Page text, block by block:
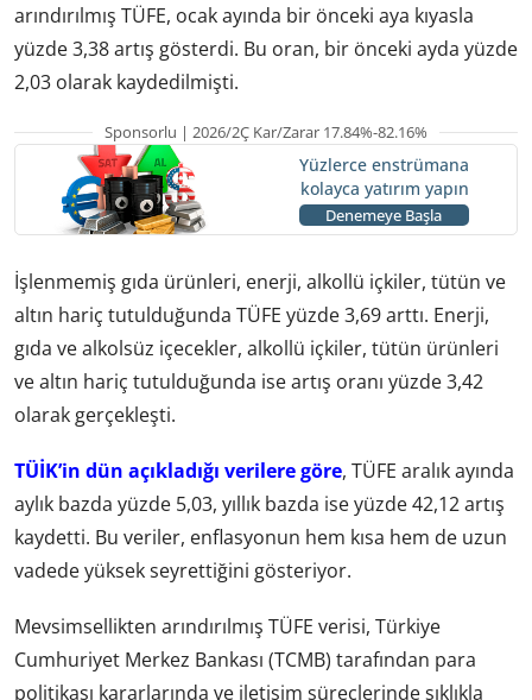
arındırılmış TÜFE, ocak ayında bir önceki aya kıyasla
yüzde 3,38 artış gösterdi. Bu oran, bir önceki ayda yüzde
2,03 olarak kaydedilmişti.
Sponsorlu | 2026/2Ç Kar/Zarar 17.84%-82.16%
Yüzlerce enstrümana
kolayca yatırım yapın
Denemeye Başla
İşlenmemiş gıda ürünleri, enerji, alkollü içkiler, tütün ve
altın hariç tutulduğunda TÜFE yüzde 3,69 arttı. Enerji,
gıda ve alkolsüz içecekler, alkollü içkiler, tütün ürünleri
ve altın hariç tutulduğunda ise artış oranı yüzde 3,42
olarak gerçekleşti.
TÜİK’in dün açıkladığı verilere göre, TÜFE aralık ayında
aylık bazda yüzde 5,03, yıllık bazda ise yüzde 42,12 artış
kaydetti. Bu veriler, enflasyonun hem kısa hem de uzun
vadede yüksek seyrettiğini gösteriyor.
Mevsimsellikten arındırılmış TÜFE verisi, Türkiye
Cumhuriyet Merkez Bankası (TCMB) tarafından para
politikası kararlarında ve iletişim süreçlerinde sıklıkla